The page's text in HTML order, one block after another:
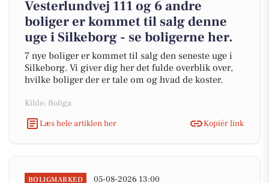
Vesterlundvej 111 og 6 andre
boliger er kommet til salg denne
uge i Silkeborg - se boligerne her.
7 nye boliger er kommet til salg den seneste uge i
Silkeborg. Vi giver dig her det fulde overblik over,
hvilke boliger der er tale om og hvad de koster.
Kilde: Boliga
Læs hele artiklen her
Kopiér link
BOLIGMARKED 05-08-2026 13:00